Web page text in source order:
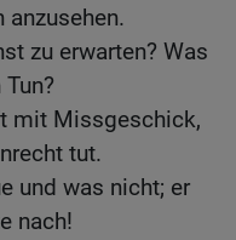
zu erwarten? Was
mit Missgeschick,
tut.
und was nicht; er
nach!